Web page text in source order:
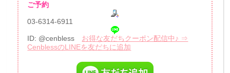
ご予約
03-6314-6911
ID: @cenbless お得な友だちクーポン配信中♪ ⇒
CenblessのLINEを友だちに追加